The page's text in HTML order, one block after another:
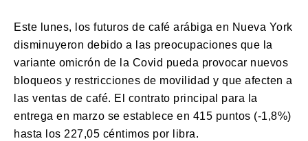
Este lunes, los futuros de café arábiga en Nueva York
disminuyeron debido a las preocupaciones que la
variante omicrón de la Covid pueda provocar nuevos
bloqueos y restricciones de movilidad y que afecten a
las ventas de café. El contrato principal para la
entrega en marzo se establece en 415 puntos (-1,8%)
hasta los 227,05 céntimos por libra.